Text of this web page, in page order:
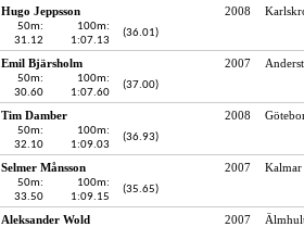
Hugo Jeppsson 2008
50m:
31.12
100m:
1:07.13
(36.01)
Emil Bjärsholm 2007
50m:
30.60
100m:
1:07.60
(37.00)
Tim Damber 2008
50m:
32.10
100m:
1:09.03
(36.93)
Selmer Månsson 2007 Kalmar
50m:
33.50
100m:
1:09.15
(35.65)
Aleksander Wold 2007